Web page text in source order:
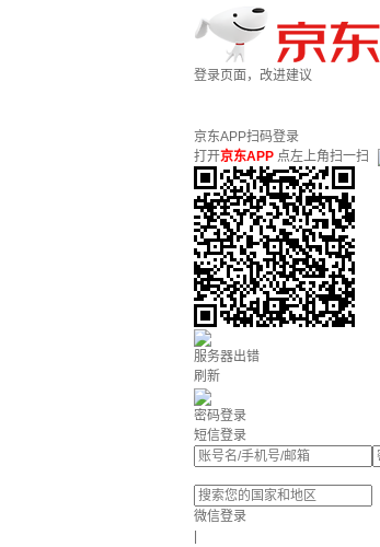
登录页面，改进建议
京东APP扫码登录
打开京东APP 点左上角扫一扫
服务器出错
刷新
密码登录
短信登录
微信登录